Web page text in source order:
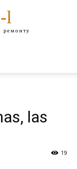
l
ремонту
las
19